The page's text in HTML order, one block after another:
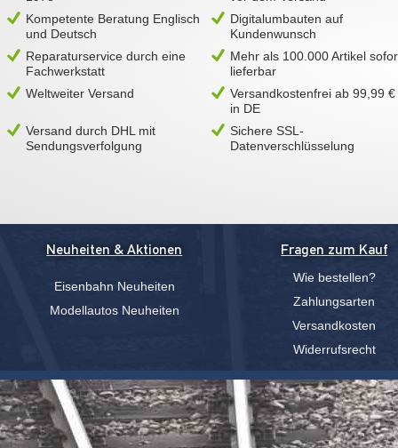
Kompetente Beratung Englisch
und Deutsch
Digitalumbauten auf
Kundenwunsch
Reparaturservice durch eine
Fachwerkstatt
Mehr als 100.000 Artikel
lieferbar
Weltweiter Versand
Versandkostenfrei ab 99,99 €
in DE
Versand durch DHL mit
Sendungsverfolgung
Sichere SSL-
Datenverschlüsselung
Neuheiten & Aktionen
Eisenbahn Neuheiten
Modellautos Neuheiten
Fragen zum Kauf
Wie bestellen?
Zahlungsarten
Versandkosten
Widerrufsrecht